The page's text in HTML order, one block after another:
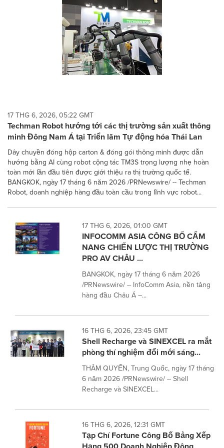
17 THG 6, 2026, 05:22 GMT
Techman Robot hướng tới các thị trường sản xuất thông
minh Đông Nam Á tại Triển lãm Tự động hóa Thái Lan
Dây chuyền đóng hộp carton & đóng gói thông minh được dẫn
hướng bằng AI cùng robot cộng tác TM3S trọng lượng nhẹ hoàn
toàn mới lần đầu tiên được giới thiệu ra thị trường quốc tế.
BANGKOK, ngày 17 tháng 6 năm 2026 /PRNewswire/ -- Techman
Robot, doanh nghiệp hàng đầu toàn cầu trong lĩnh vực robot...
17 THG 6, 2026, 01:00 GMT
INFOCOMM ASIA CÔNG BỐ CẨM
NANG CHIẾN LƯỢC THỊ TRƯỜNG
PRO AV CHÂU ...
BANGKOK, ngày 17 tháng 6 năm 2026
/PRNewswire/ -- InfoComm Asia, nền tảng
hàng đầu Châu Á –...
16 THG 6, 2026, 23:45 GMT
Shell Recharge và SINEXCEL ra mắt
phòng thí nghiệm đổi mới sáng...
THÂM QUYẾN, Trung Quốc, ngày 17 tháng
6 năm 2026 /PRNewswire/ -- Shell
Recharge và SINEXCEL...
16 THG 6, 2026, 12:31 GMT
Tạp Chí Fortune Công Bố Bảng Xếp